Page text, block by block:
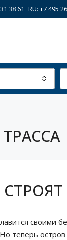
38 61 RU: +7 495
своими
теперь